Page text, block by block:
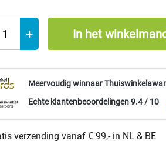
+ In het
Meervoudig winnaar
Echte klantenbeoordelingen 9.4 / 10
verzending vanaf € 99,- in NL & BE